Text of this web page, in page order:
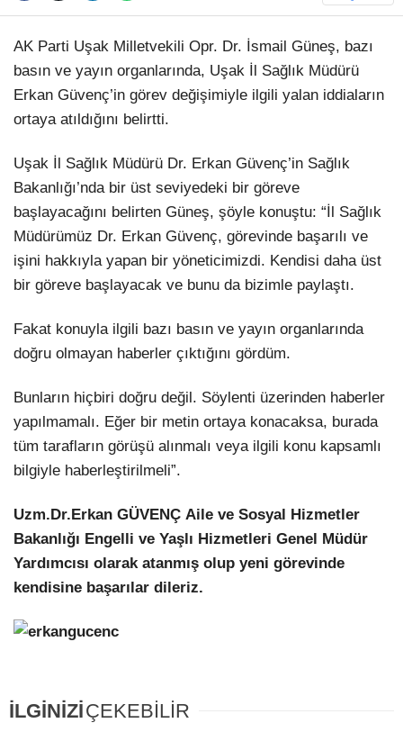
Facebook
Instagram
Youtube
TikTok
Dribbble
AK Parti Uşak Milletvekili Opr. Dr. İsmail Güneş, bazı
basın ve yayın organlarında, Uşak İl Sağlık Müdürü
Erkan Güvenç’in görev değişimiyle ilgili yalan iddiaların
ortaya atıldığını belirtti.
Uşak İl Sağlık Müdürü Dr. Erkan Güvenç’in Sağlık
Bakanlığı’nda bir üst seviyedeki bir göreve
başlayacağını belirten Güneş, şöyle konuştu: “İl Sağlık
Müdürümüz Dr. Erkan Güvenç, görevinde başarılı ve
işini hakkıyla yapan bir yöneticimizdi. Kendisi daha üst
bir göreve başlayacak ve bunu da bizimle paylaştı.
Fakat konuyla ilgili bazı basın ve yayın organlarında
doğru olmayan haberler çıktığını gördüm.
Bunların hiçbiri doğru değil. Söylenti üzerinden haberler
yapılmamalı. Eğer bir metin ortaya konacaksa, burada
tüm tarafların görüşü alınmalı veya ilgili konu kapsamlı
bilgiyle haberleştirilmeli”.
Uzm.Dr.Erkan GÜVENÇ Aile ve Sosyal Hizmetler
Bakanlığı Engelli ve Yaşlı Hizmetleri Genel Müdür
Yardımcısı olarak atanmış olup yeni görevinde
kendisine başarılar dileriz.
İLGİNİZİÇEKEBİLİR